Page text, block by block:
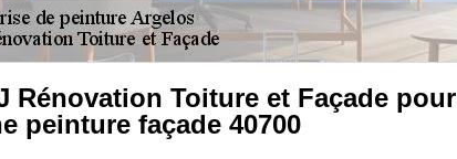
Rénovation Toiture et Façade pour
peinture façade 40700